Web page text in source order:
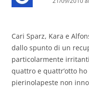
Cari Sparz, Kara e
dallo spunto di un
particolarmente
quattro e quattr’otto
pierinolapeste non